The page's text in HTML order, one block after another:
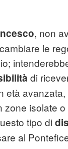
, non
le
di
età
zone isolate o
tipo di
al